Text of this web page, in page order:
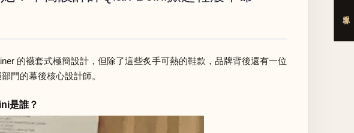
的襪套式極簡設計，但除了這些炙手可熱的鞋款，品牌背後還有一位
門的幕後核心設計師。
是誰？